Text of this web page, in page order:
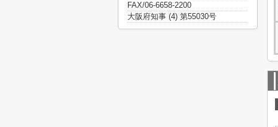
FAX/06-6658-2200
大阪府知事 (4) 第55030号